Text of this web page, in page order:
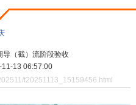
（截）流阶段验收
11-13 06:57:00
t20251113_15159456.html